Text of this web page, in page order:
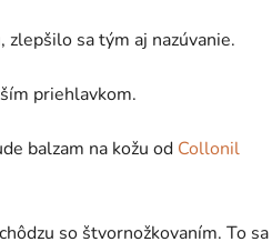
sa tým aj nazúvanie.
priehlavkom.
balzam na kožu od Collonil
so štvornožkovaním. To sa